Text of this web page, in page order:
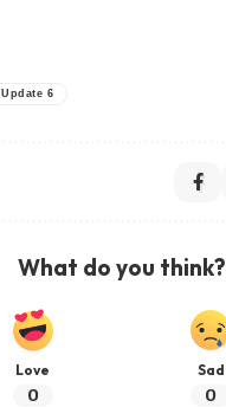
Update 6
What do you think?
Love
0
Sad
0